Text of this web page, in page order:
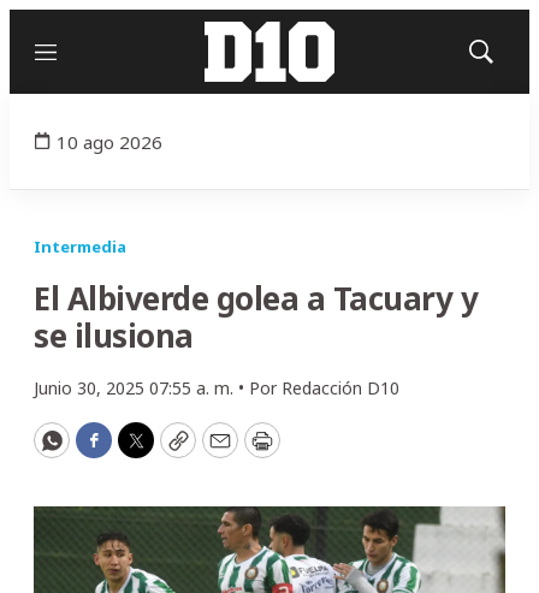
Menú
Mostrar
10 ago 2026
Intermedia
El Albiverde golea a Tacuary y
se ilusiona
Junio 30, 2025 07:55 a. m. • Por Redacción D10
WhatsApp
Facebook
Twitter
CopyEmailPrint